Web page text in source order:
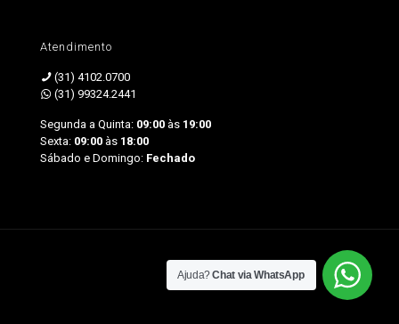
Atendimento
(31) 4102.0700
(31) 99324.2441
Segunda a Quinta: 09:00 às 19:00
Sexta: 09:00 às 18:00
Sábado e Domingo: Fechado
Ajuda?Chat via WhatsApp